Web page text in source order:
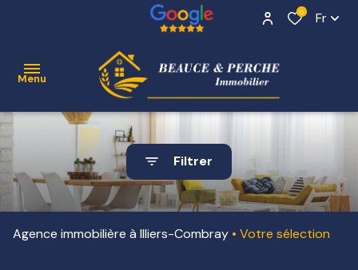
0 Fr
Menu
ACCUEIL
VENTE
NOS
BIENS
Contact
Filtrer
Agence immobilière à Illiers-Combray Votre sélection